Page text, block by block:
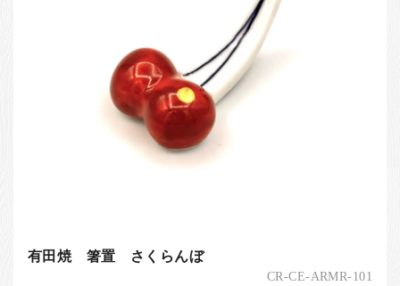
有田焼 箸置 さくらんぼ
CR-CE-ARMR-101